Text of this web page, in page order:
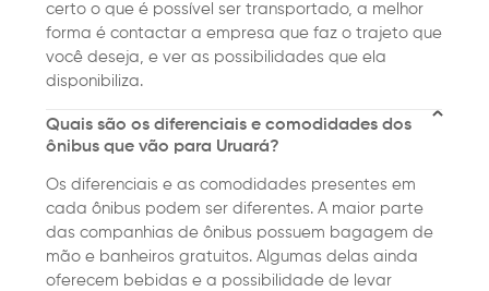
certo o que é possível ser transportado, a melhor
forma é contactar a empresa que faz o trajeto que
você deseja, e ver as possibilidades que ela
disponibiliza.
Quais são os diferenciais e comodidades dos
ônibus que vão para Uruará?
Os diferenciais e as comodidades presentes em
cada ônibus podem ser diferentes. A maior parte
das companhias de ônibus possuem bagagem de
mão e banheiros gratuitos. Algumas delas ainda
oferecem bebidas e a possibilidade de levar